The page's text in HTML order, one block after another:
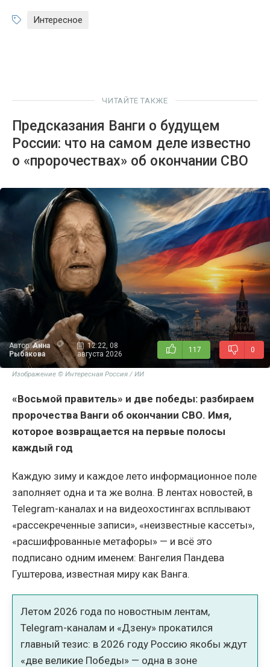
Интересное
ЧИТАЙТЕ ТАКЖЕ
Предсказания Ванги о будущем
России: что на самом деле известно
о «пророчествах» об окончании СВО
Автор:Анна
Рыбакова
12:22, 08
августа 2026
117 0
Изображение © Интересная Россия / ИИ
«Восьмой правитель» и две победы: разбираем
пророчества Ванги об окончании СВО. Имя,
которое возвращается на первые полосы
каждый год
Каждую зиму и каждое лето информационное поле
заполняет одна и та же волна. В лентах новостей, в
Telegram-каналах и на видеохостингах всплывают
«рассекреченные записи», «неизвестные кассеты»,
«расшифрованные метафоры» — и всё это
подписано одним именем: Вангелия Пандева
Гуштерова, известная миру как Ванга.
Летом 2026 года по новостным лентам,
Telegram-каналам и «Дзену» прокатился
главный тезис: в 2026 году Россию якобы ждут
«две великие Победы» — одна в зоне